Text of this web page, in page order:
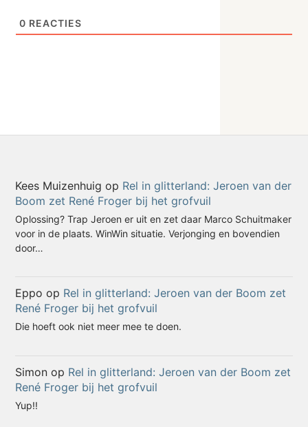
0 REACTIES
Kees Muizenhuig op Rel in glitterland: Jeroen van der
Boom zet René Froger bij het grofvuil
Oplossing? Trap Jeroen er uit en zet daar Marco Schuitmaker
voor in de plaats. WinWin situatie. Verjonging en bovendien
door…
Eppo op Rel in glitterland: Jeroen van der Boom zet
René Froger bij het grofvuil
Die hoeft ook niet meer mee te doen.
Simon op Rel in glitterland: Jeroen van der Boom zet
René Froger bij het grofvuil
Yup!!